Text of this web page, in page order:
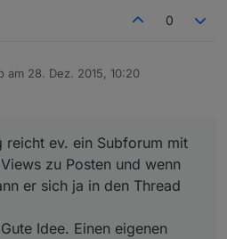
0
am 28. Dez. 2015, 10:20
von
ev. ein Subforum mit
zu Posten und wenn
er sich ja in den Thread
Idee. Einen eigenen